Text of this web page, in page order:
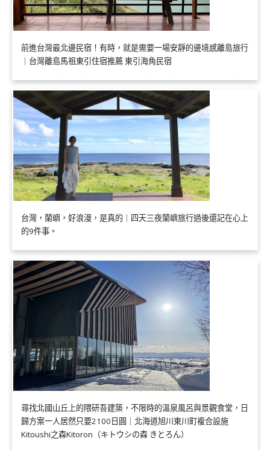
前進台灣最北邊民宿！有時，就是需要一場安靜的邊境感離島旅行
｜台灣離島馬祖東引住宿推薦 東引海角民宿
台灣，蘭嶼，好浪漫，是真的｜四天三夜蘭嶼旅行過後還記在心上
的9件事。
尋找北國山丘上的隈研吾建築，不限時的溫泉風呂與景觀食堂，日
歸方案一人居然只要2100日圓｜北海道旭川東川町複合設施
Kitoushi之森Kitoron（キトウシの森 きとろん）